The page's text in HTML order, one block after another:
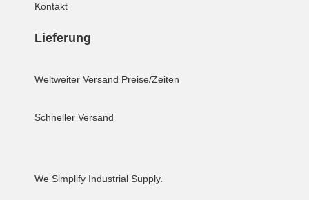
Kontakt
Lieferung
Weltweiter Versand Preise/Zeiten
Schneller Versand
We Simplify Industrial Supply.